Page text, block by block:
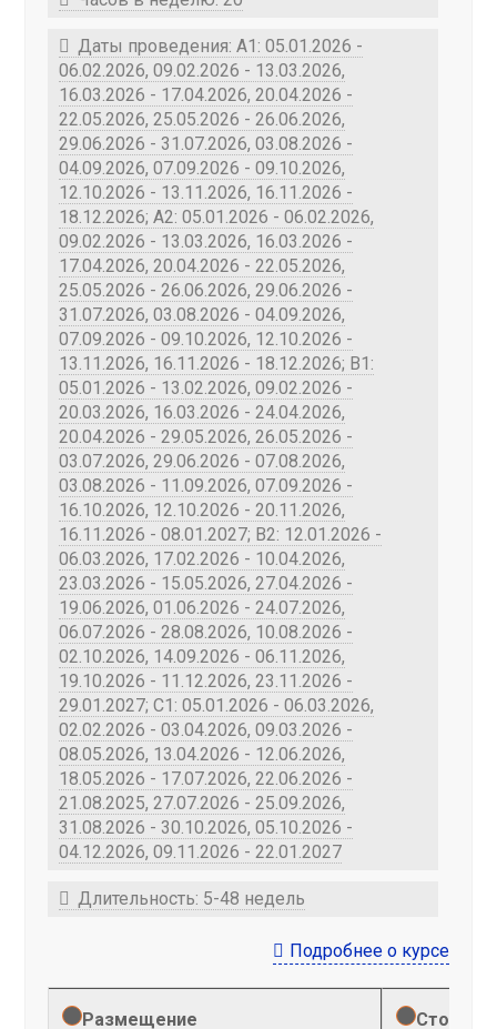
Даты проведения: A1: 05.01.2026 -
06.02.2026, 09.02.2026 - 13.03.2026,
16.03.2026 - 17.04.2026, 20.04.2026 -
22.05.2026, 25.05.2026 - 26.06.2026,
29.06.2026 - 31.07.2026, 03.08.2026 -
04.09.2026, 07.09.2026 - 09.10.2026,
12.10.2026 - 13.11.2026, 16.11.2026 -
18.12.2026; A2: 05.01.2026 - 06.02.2026,
09.02.2026 - 13.03.2026, 16.03.2026 -
17.04.2026, 20.04.2026 - 22.05.2026,
25.05.2026 - 26.06.2026, 29.06.2026 -
31.07.2026, 03.08.2026 - 04.09.2026,
07.09.2026 - 09.10.2026, 12.10.2026 -
13.11.2026, 16.11.2026 - 18.12.2026; B1:
05.01.2026 - 13.02.2026, 09.02.2026 -
20.03.2026, 16.03.2026 - 24.04.2026,
20.04.2026 - 29.05.2026, 26.05.2026 -
03.07.2026, 29.06.2026 - 07.08.2026,
03.08.2026 - 11.09.2026, 07.09.2026 -
16.10.2026, 12.10.2026 - 20.11.2026,
16.11.2026 - 08.01.2027; B2: 12.01.2026 -
06.03.2026, 17.02.2026 - 10.04.2026,
23.03.2026 - 15.05.2026, 27.04.2026 -
19.06.2026, 01.06.2026 - 24.07.2026,
06.07.2026 - 28.08.2026, 10.08.2026 -
02.10.2026, 14.09.2026 - 06.11.2026,
19.10.2026 - 11.12.2026, 23.11.2026 -
29.01.2027; C1: 05.01.2026 - 06.03.2026,
02.02.2026 - 03.04.2026, 09.03.2026 -
08.05.2026, 13.04.2026 - 12.06.2026,
18.05.2026 - 17.07.2026, 22.06.2026 -
21.08.2025, 27.07.2026 - 25.09.2026,
31.08.2026 - 30.10.2026, 05.10.2026 -
04.12.2026, 09.11.2026 - 22.01.2027
Длительность: 5-48 недель
Подробнее о курсе
Размещение